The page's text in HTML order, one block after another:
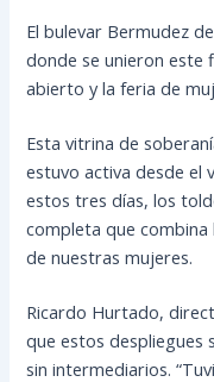
El bulevar Bermudez
donde se unieron este
abierto y la feria de
Esta vitrina de
estuvo activa desde el
estos tres días, los
completa que
de nuestras mujeres.
Ricardo Hurtado,
que estos despliegues
sin intermediarios.